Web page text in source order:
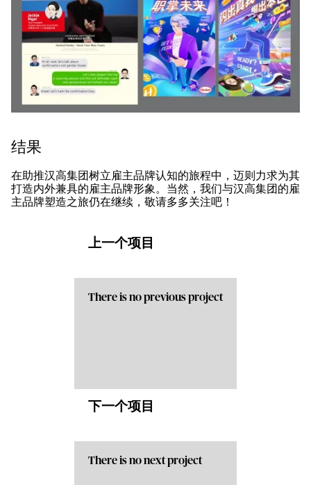
结果
在助推汉高集团树立雇主品牌认知的旅程中，迈则力求为其
打造内外兼具的雇主品牌形象。当然，我们与汉高集团的雇
主品牌塑造之旅仍在继续，敬请多多关注吧！
上一个项目
There is no previous project
下一个项目
There is no next project